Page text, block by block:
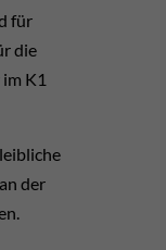
für
die
K1
der